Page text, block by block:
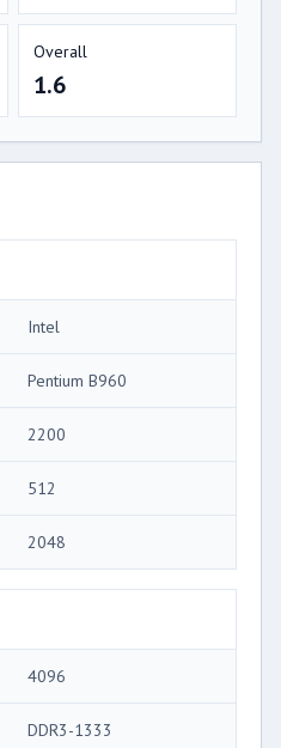
Overall
1.6
Intel
Pentium B960
2200
512
2048
4096
DDR3-1333